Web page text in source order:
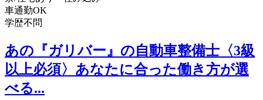
車通勤OK
学歴不問
あの『ガリバー』の自動車整備士〈3級
以上必須〉あなたに合った働き方が選
べる...